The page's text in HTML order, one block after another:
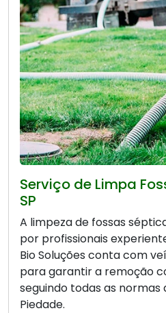
Serviço de Limpa
SP
A limpeza de fossas
por profissionais
Bio Soluções conta com
para garantir a remoção
seguindo todas as
Piedade.